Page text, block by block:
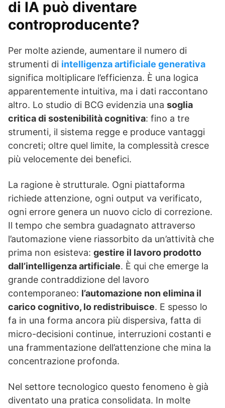
di IA può diventare
controproducente?
Per molte aziende, aumentare il numero di
strumenti di intelligenza artificiale generativa
significa moltiplicare l’efficienza. È una logica
apparentemente intuitiva, ma i dati raccontano
altro. Lo studio di BCG evidenzia una soglia
critica di sostenibilità cognitiva: fino a tre
strumenti, il sistema regge e produce vantaggi
concreti; oltre quel limite, la complessità cresce
più velocemente dei benefici.
La ragione è strutturale. Ogni piattaforma
richiede attenzione, ogni output va verificato,
ogni errore genera un nuovo ciclo di correzione.
Il tempo che sembra guadagnato attraverso
l’automazione viene riassorbito da un’attività che
prima non esisteva: gestire il lavoro prodotto
dall’intelligenza artificiale. È qui che emerge la
grande contraddizione del lavoro
contemporaneo: l’automazione non elimina il
carico cognitivo, lo redistribuisce. E spesso lo
fa in una forma ancora più dispersiva, fatta di
micro-decisioni continue, interruzioni costanti e
una frammentazione dell’attenzione che mina la
concentrazione profonda.
Nel settore tecnologico questo fenomeno è già
diventato una pratica consolidata. In molte